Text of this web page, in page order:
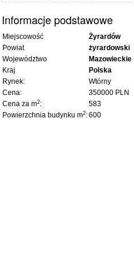
Informacje podstawowe
Miejscowość
Żyrardów
Powiat
żyrardowski
Województwo
Mazowieckie
Kraj
Polska
Rynek:
Wtórny
Cena:
350000 PLN
Cena za m2:
583
Powierzchnia budynku m2:600